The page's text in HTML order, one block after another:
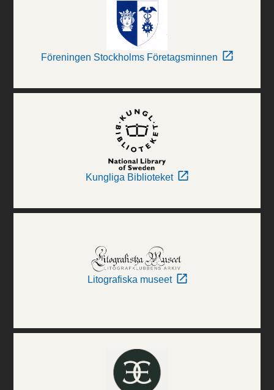
Föreningen Stockholms Företagsminnen
Kungliga Biblioteket
Litografiska museet